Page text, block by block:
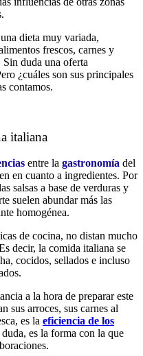
dieta muy variada,
frescos, carnes y
duda una oferta
¿cuáles son sus principales
contamos.
italiana
entre la gastronomía del
en cuanto a ingredientes. Por
salsas a base de verduras y
suelen abundar más las
homogénea.
de cocina, no distan mucho
decir, la comida italiana se
cocidos, sellados e incluso
a la hora de preparar este
sus arroces, sus carnes al
es la eficiencia de los
duda, es la forma con la que